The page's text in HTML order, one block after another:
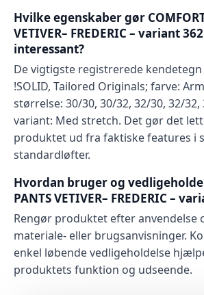
Hvilke egenskaber gør
VETIVER– FREDERIC – variant
interessant?
De vigtigste registrerede
!SOLID, Tailored Originals; farve:
størrelse: 30/30, 30/32, 32/30, 32/32,
variant: Med stretch. Det gør det
produktet ud fra faktiske features i
standardløfter.
Hvordan bruger og
PANTS VETIVER– FREDERIC –
Rengør produktet efter anvendelse
materiale- eller brugsanvisninger.
enkel løbende vedligeholdelse
produktets funktion og udseende.